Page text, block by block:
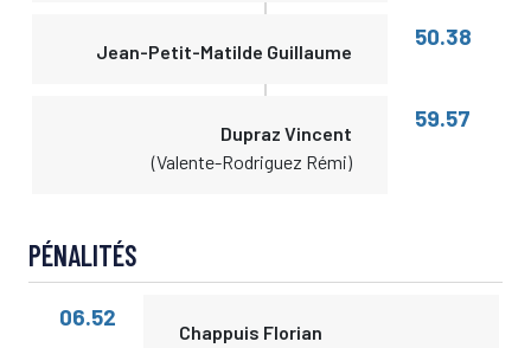
Jean-Petit-Matilde Guillaume
50.38
Dupraz Vincent
(Valente-Rodriguez Rémi)
59.57
PÉNALITÉS
06.52
Chappuis Florian